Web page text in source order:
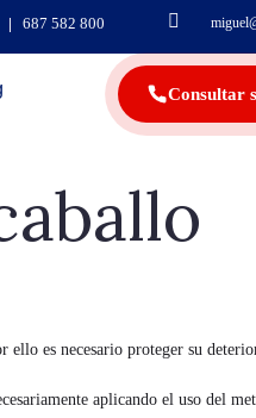
| 687 582 800
Consultar
ello es necesario proteger su
aplicando el uso del